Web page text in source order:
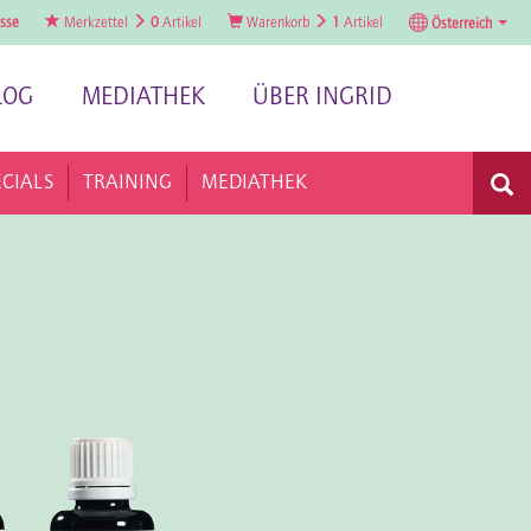
Merkzettel 0 Artikel Warenkorb 1 Artikel Österreich
MEDIATHEK ÜBER INGRID
TRAINING MEDIATHEK